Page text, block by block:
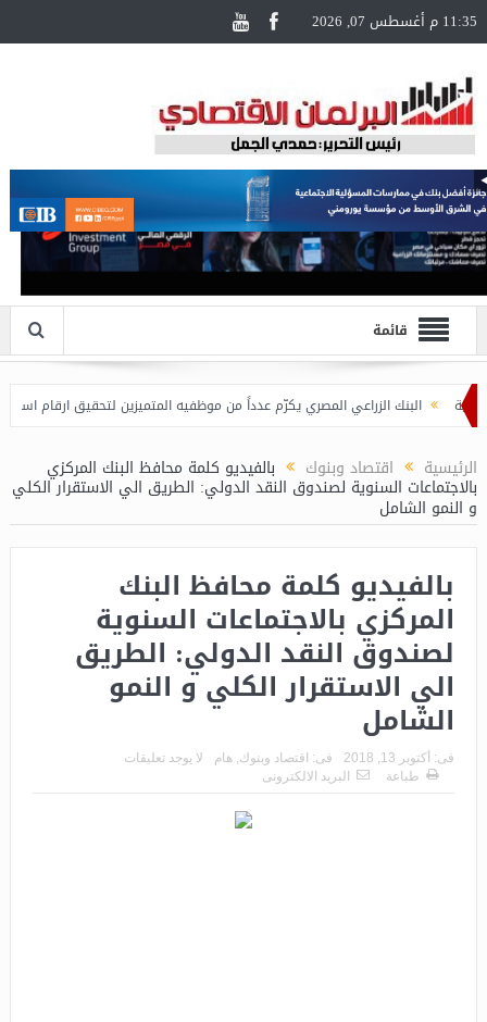
11:35 م أغسطس 07, 2026
قائمة
البنك الزراعي المصري يكرّم عدداً من موظفيه المتميزين لتحقيق ارقام استثنائية
الرئيسية اقتصاد وبنوك بالفيديو كلمة محافظ البنك المركزي
بالاجتماعات السنوية لصندوق النقد الدولي: الطريق الي الاستقرار الكلي
و النمو الشامل
بالفيديو كلمة محافظ البنك
المركزي بالاجتماعات السنوية
لصندوق النقد الدولي: الطريق
الي الاستقرار الكلي و النمو
الشامل
فى: أكتوبر 13, 2018 فى: اقتصاد وبنوك, هام
لا يوجد تعليقات
طباعة
البريد الالكترونى